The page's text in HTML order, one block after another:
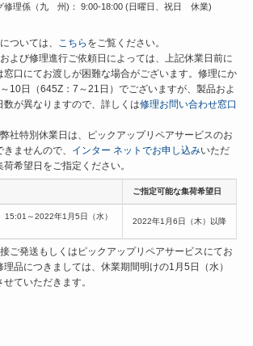
修理係（九 州)： 9:00-18:00 (日曜日、祝日 休業)
ついては、 こちら をご覧ください。
よび修理進行ご依頼日によっては、上記休業日前に
窓口にてお渡しが困難な場合がございます。修理にか
10日（645Z：7～21日）でございますが、製品およ
が異なりますので、詳しくは修理お問い合わせ窓口
社特別休業日は、ピックアップリペアサービスのお
ませんので、 インター ネットでお申し込みいただ
希望日をご指定ください。
ご指定可能な集荷希望日
～2022年1月5日（水）
2022年1月6日（木）以降
ご発送もしくはピックアップリペアサービスにてお
品につきましては、休業期間明けの1月5日（水）
ていただきます。